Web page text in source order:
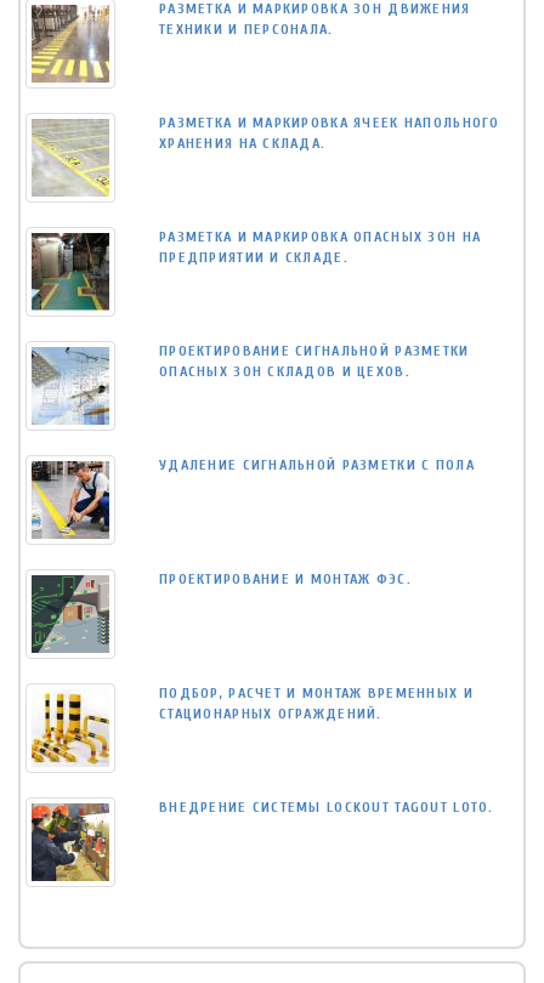
РАЗМЕТКА И МАРКИРОВКА ЗОН ДВИЖЕНИЯ
ТЕХНИКИ И ПЕРСОНАЛА.
РАЗМЕТКА И МАРКИРОВКА ЯЧЕЕК НАПОЛЬНОГО
ХРАНЕНИЯ НА СКЛАДА.
РАЗМЕТКА И МАРКИРОВКА ОПАСНЫХ ЗОН НА
ПРЕДПРИЯТИИ И СКЛАДЕ.
ПРОЕКТИРОВАНИЕ СИГНАЛЬНОЙ РАЗМЕТКИ
ОПАСНЫХ ЗОН СКЛАДОВ И ЦЕХОВ.
УДАЛЕНИЕ СИГНАЛЬНОЙ РАЗМЕТКИ С ПОЛА
ПРОЕКТИРОВАНИЕ И МОНТАЖ ФЭС.
ПОДБОР, РАСЧЕТ И МОНТАЖ ВРЕМЕННЫХ И
СТАЦИОНАРНЫХ ОГРАЖДЕНИЙ.
ВНЕДРЕНИЕ СИСТЕМЫ LOCKOUT TAGOUT LOTO.